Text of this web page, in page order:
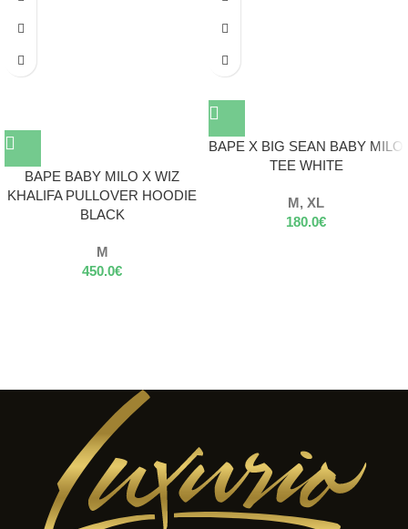
BAPE BABY MILO X WIZ
KHALIFA PULLOVER HOODIE
BLACK
M
450.0€
BAPE X BIG SEAN BABY MILO
TEE WHITE
M, XL
180.0€